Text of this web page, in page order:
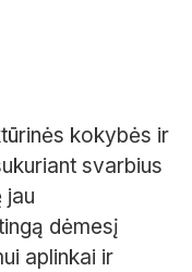
kokybės ir
svarbius
jau
dėmesį
aplinkai ir